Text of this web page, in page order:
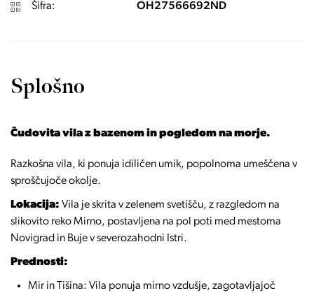
Šifra: OH27566692ND
Splošno
Čudovita vila z bazenom in pogledom na morje.
Razkošna vila, ki ponuja idiličen umik, popolnoma umeščena v
sproščujoče okolje.
Lokacija: Vila je skrita v zelenem svetišču, z razgledom na
slikovito reko Mirno, postavljena na pol poti med mestoma
Novigrad in Buje v severozahodni Istri.
Prednosti:
Mir in Tišina: Vila ponuja mirno vzdušje, zagotavljajoč